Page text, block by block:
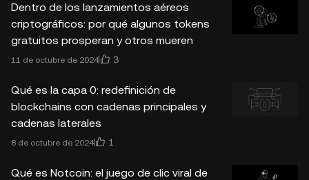
Dentro de los lanzamientos aéreos
criptográficos: por qué algunos tokens
gratuitos prosperan y otros mueren
11 de octubre de 2024 3
Qué es la capa 0: redefinición de
blockchains con cadenas principales y
cadenas laterales
8 de octubre de 2024 1
Qué es Notcoin: el juego de clic viral de